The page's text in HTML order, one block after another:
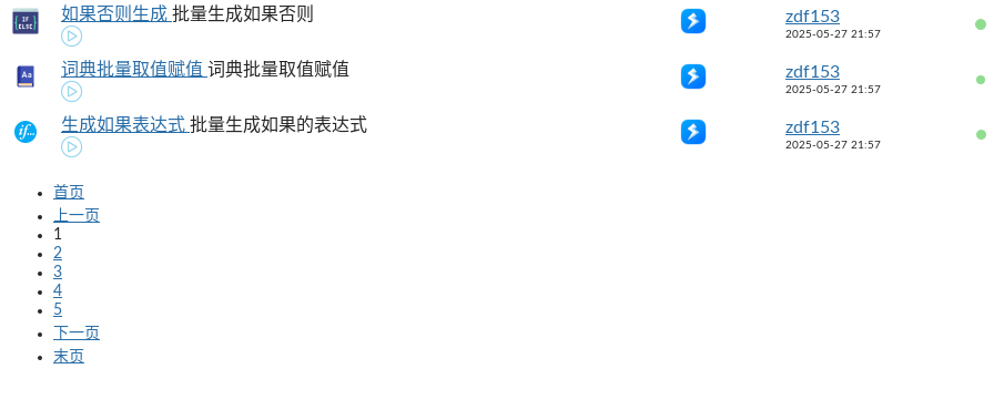
如果否则生成 批量生成如果否则 zdf153
2025-05-27 21:57
词典批量取值赋值 词典批量取值赋值 zdf153
2025-05-27 21:57
生成如果表达式 批量生成如果的表达式 zdf153
2025-05-27 21:57
首页
上一页
1
2
3
4
5
下一页
末页